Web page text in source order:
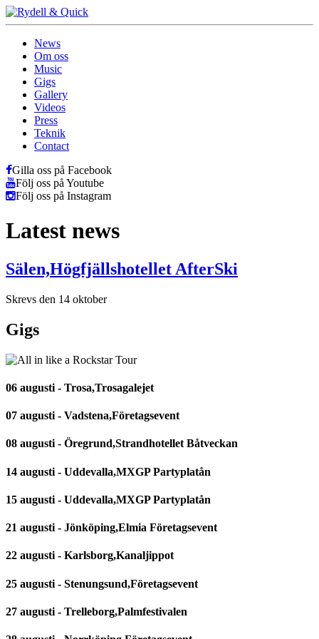
News
Om oss
Music
Gigs
Gallery
Videos
Press
Teknik
Contact
Gilla oss på Facebook
Följ oss på Youtube
Följ oss på Instagram
Latest news
Sälen,Högfjällshotellet AfterSki
Skrevs den 14 oktober
Gigs
06 augusti - Trosa,Trosagalejet
07 augusti - Vadstena,Företagsevent
08 augusti - Öregrund,Strandhotellet Båtveckan
14 augusti - Uddevalla,MXGP Partyplatån
15 augusti - Uddevalla,MXGP Partyplatån
21 augusti - Jönköping,Elmia Företagsevent
22 augusti - Karlsborg,Kanaljippot
25 augusti - Stenungsund,Företagsevent
27 augusti - Trelleborg,Palmfestivalen